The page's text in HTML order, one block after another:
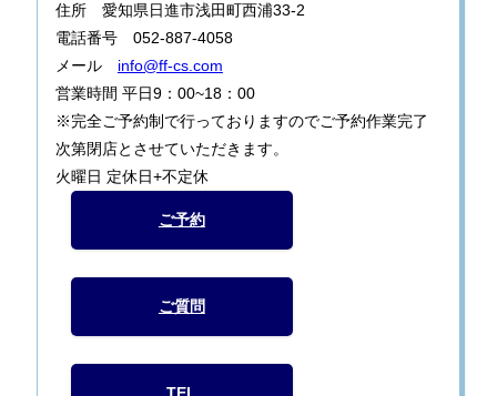
住所 愛知県日進市浅田町西浦33-2
電話番号 052-887-4058
メール info@ff-cs.com
営業時間 平日9：00~18：00
※完全ご予約制で行っておりますのでご予約作業完了
次第閉店とさせていただきます。
火曜日 定休日+不定休
ご予約
ご質問